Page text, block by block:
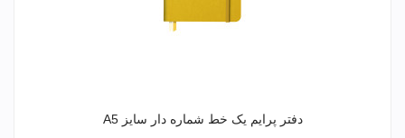
دفتر پرایم یک خط شماره دار سایز A5